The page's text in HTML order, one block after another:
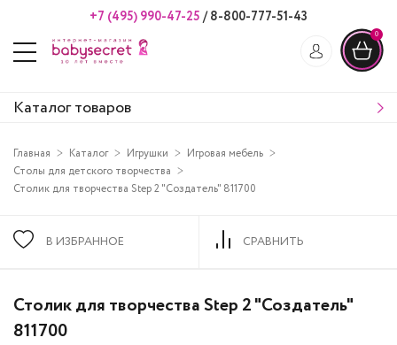
+7 (495) 990-47-25 /8-800-777-51-43
0
Каталог товаров
Главная Каталог Игрушки
Игровая мебель
Столы для детского творчества
Столик для творчества Step 2 "Создатель" 811700
В ИЗБРАННОЕ СРАВНИТЬ
Столик для творчества Step 2 "Создатель"
811700